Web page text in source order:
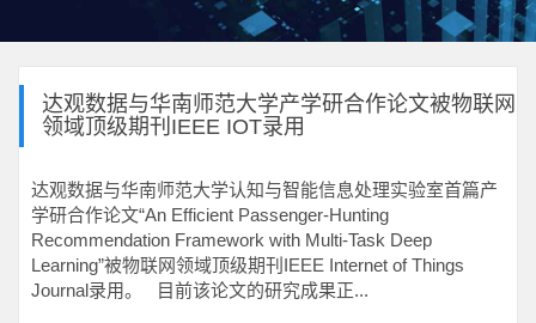
达观数据与华南师范大学产学研合作论文被物联网
领域顶级期刊IEEE IOT录用
达观数据与华南师范大学认知与智能信息处理实验室首篇产
学研合作论文“An Efficient Passenger-Hunting
Recommendation Framework with Multi-Task Deep
Learning”被‍物联网领域顶级期刊IEEE Internet of Things
Journal录用。 目前该论文的研究成果正...